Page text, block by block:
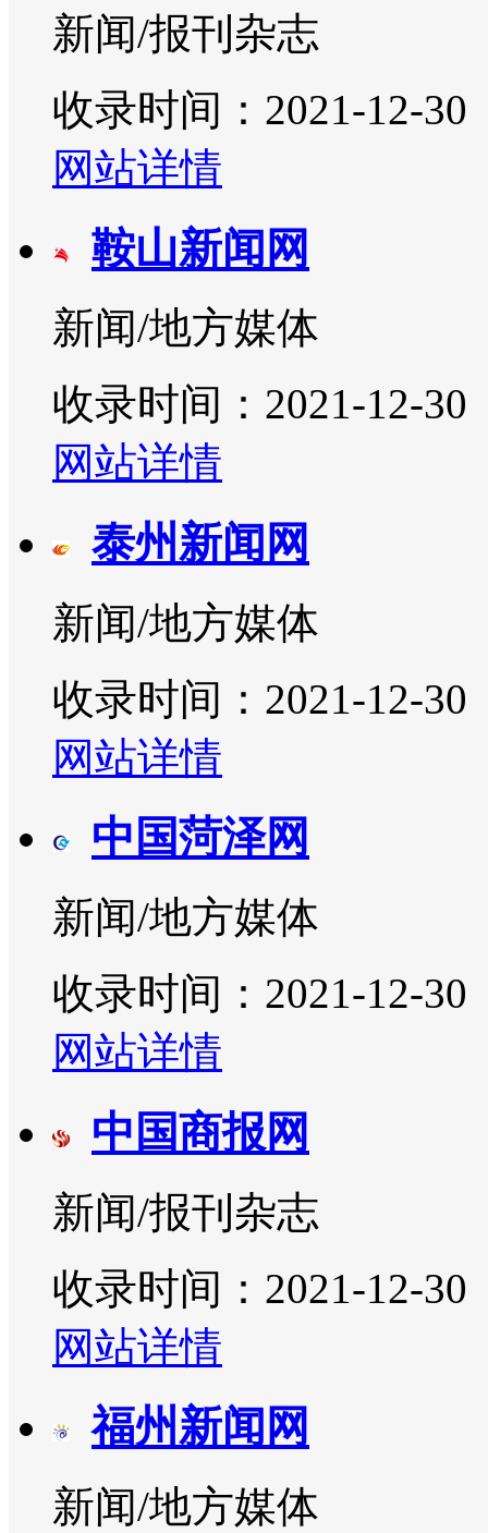
新闻/报刊杂志
收录时间：2021-12-30
网站详情
鞍山新闻网
新闻/地方媒体
收录时间：2021-12-30
网站详情
泰州新闻网
新闻/地方媒体
收录时间：2021-12-30
网站详情
中国菏泽网
新闻/地方媒体
收录时间：2021-12-30
网站详情
中国商报网
新闻/报刊杂志
收录时间：2021-12-30
网站详情
福州新闻网
新闻/地方媒体